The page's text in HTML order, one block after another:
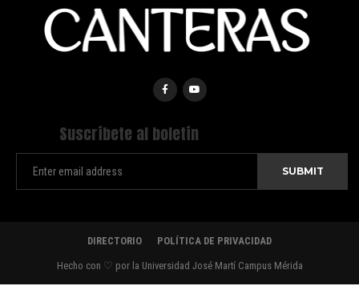
Suscríbete al boletín
DIRECTORIO POLÍTICA DE PRIVACIDAD
Hecho con ♡ por la Universidad José Martí Campus Mérida